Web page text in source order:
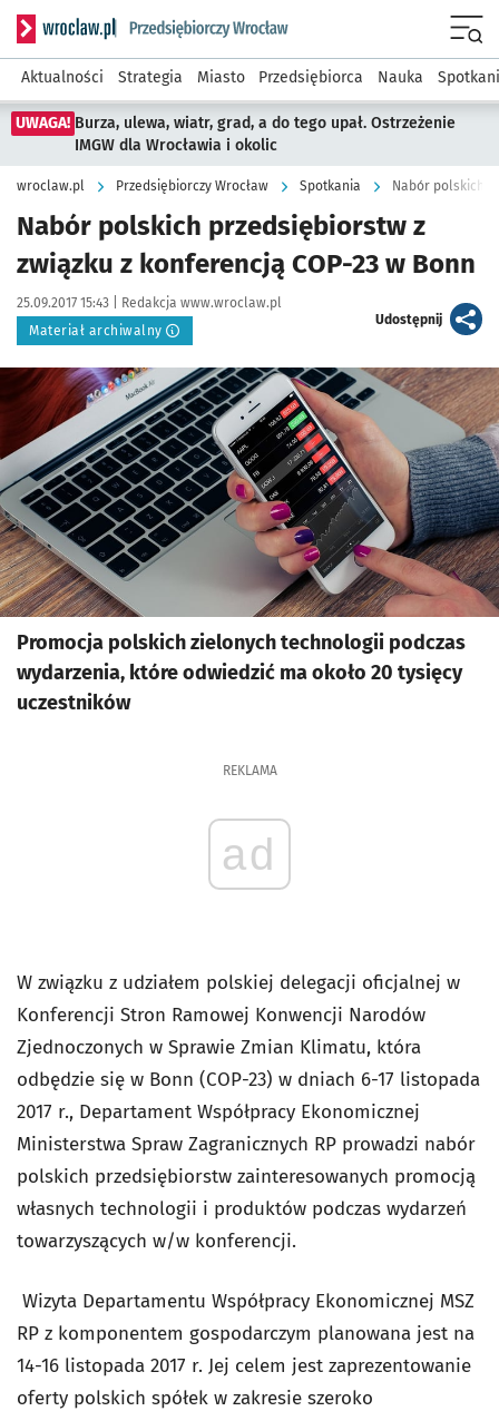
Serwis informacyjny wroclaw.pl podserwis: Strategia
Aktualności Strategia Miasto Przedsiębiorca Nauka
UWAGA! Burza, ulewa, wiatr, grad, a do tego upał. Ostrzeżenie
IMGW dla Wrocławia i okolic
wroclaw.pl Przedsiębiorczy Wrocław Spotkania Nabór polskich
Nabór polskich przedsiębiorstw z
związku z konferencją COP-23 w Bonn
Data publikacji:
25.09.2017 15:43 | Autor:
Redakcja www.wroclaw.pl
Materiał archiwalny
Udostępnijartykuł
Kliknij, aby powiększyć
Promocja polskich zielonych technologii podczas
wydarzenia, które odwiedzić ma około 20 tysięcy
uczestników
REKLAMA
ad
W związku z udziałem polskiej delegacji oficjalnej w
Konferencji Stron Ramowej Konwencji Narodów
Zjednoczonych w Sprawie Zmian Klimatu, która
odbędzie się w Bonn (COP-23) w dniach 6-17 listopada
2017 r., Departament Współpracy Ekonomicznej
Ministerstwa Spraw Zagranicznych RP prowadzi nabór
polskich przedsiębiorstw zainteresowanych promocją
własnych technologii i produktów podczas wydarzeń
towarzyszących w/w konferencji.
Wizyta Departamentu Współpracy Ekonomicznej MSZ
RP z komponentem gospodarczym planowana jest na
14-16 listopada 2017 r. Jej celem jest zaprezentowanie
oferty polskich spółek w zakresie szeroko